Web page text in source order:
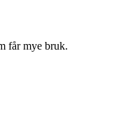
får mye bruk.